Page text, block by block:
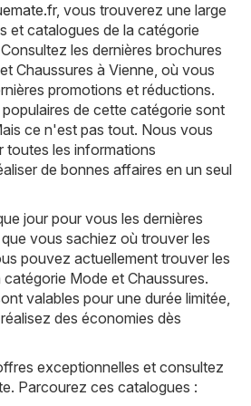
, vous trouverez une large
et catalogues de la catégorie
les dernières brochures
Chaussures à Vienne, où vous
promotions et réductions.
populaires de cette catégorie sont
ce n'est pas tout. Nous vous
toutes les informations
de bonnes affaires en un seul
jour pour vous les dernières
vous sachiez où trouver les
pouvez actuellement trouver les
Mode et Chaussures.
valables pour une durée limitée,
des économies dès
exceptionnelles et consultez
Parcourez ces catalogues :